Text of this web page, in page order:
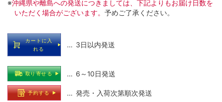
※沖縄県や離島への発送につきましては、下記よりもお届け日数を
いただく場合がございます。 予めご了承ください。
カートに入
れる
… 3日以内発送
取り寄せる … 6～10日発送
予約する … 発売・入荷次第順次発送